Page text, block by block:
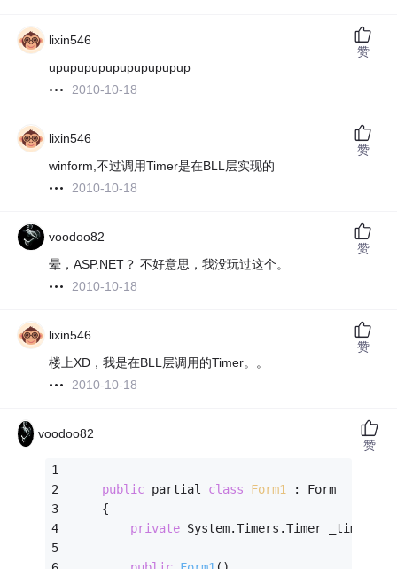
lixin546
upupupupupupupupupup
2010-10-18
赞
lixin546
winform,不过调用Timer是在BLL层实现的
2010-10-18
赞
voodoo82
晕，ASP.NET？ 不好意思，我没玩过这个。
2010-10-18
赞
lixin546
楼上XD，我是在BLL层调用的Timer。。
2010-10-18
赞
voodoo82
public partial class Form1 :
Form
    {
private System.Timers.Timer _timer;
赞